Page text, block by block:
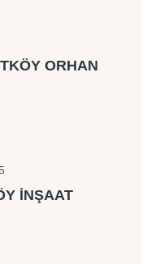
ORHAN
İNŞAAT